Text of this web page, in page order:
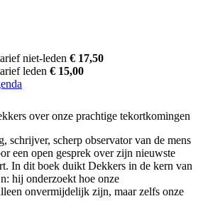
niet-leden € 17,50
leden € 15,00
over onze prachtige tekortkomingen
schrijver, scherp observator van de mens
een open gesprek over zijn nieuwste
In dit boek duikt Dekkers in de kern van
hij onderzoekt hoe onze
onvermijdelijk zijn, maar zelfs onze